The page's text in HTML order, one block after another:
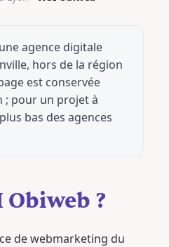
agence digitale
hors de la région
est conservée
pour un projet à
bas des agences
Obiweb ?
de webmarketing du